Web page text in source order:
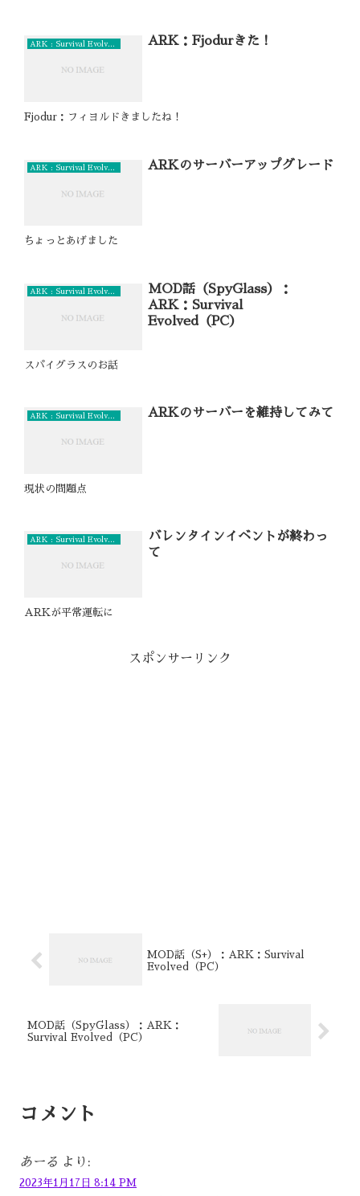
ARK : Survival Evolved (PC) ARK：Fjodurきた！
Fjodur：フィヨルドきましたね！
ARK : Survival Evolved (PC) ARKのサーバーアップグレード
ちょっとあげました
ARK : Survival Evolved (PC)
MOD話（SpyGlass）：
ARK：Survival
Evolved（PC）
スパイグラスのお話
ARK : Survival Evolved (PC) ARKのサーバーを維持してみて
現状の問題点
ARK : Survival Evolved (PC)
バレンタインイベントが終わっ
て
ARKが平常運転に
スポンサーリンク
MOD話（S+）：ARK：Survival
Evolved（PC）
MOD話（SpyGlass）：ARK：
Survival Evolved（PC）
コメント
あーる より:
2023年1月17日 8:14 PM